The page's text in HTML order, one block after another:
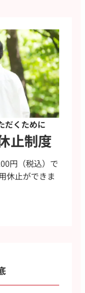
だくために
止制度
円（税込）で
休止ができま